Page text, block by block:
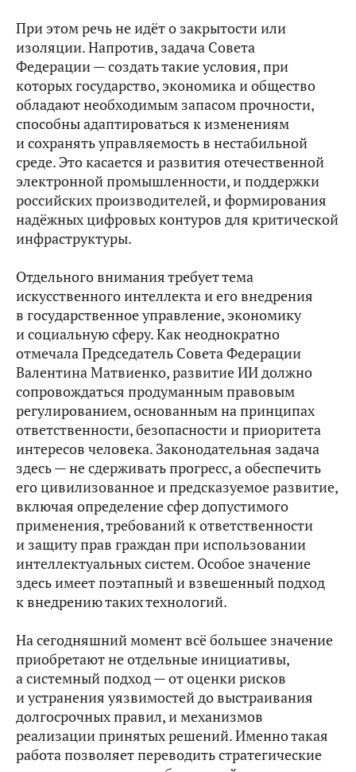
При этом речь не идёт о закрытости или
изоляции. Напротив, задача Совета
Федерации — создать такие условия, при
которых государство, экономика и общество
обладают необходимым запасом прочности,
способны адаптироваться к изменениям
и сохранять управляемость в нестабильной
среде. Это касается и развития отечественной
электронной промышленности, и поддержки
российских производителей, и формирования
надёжных цифровых контуров для критической
инфраструктуры.
Отдельного внимания требует тема
искусственного интеллекта и его внедрения
в государственное управление, экономику
и социальную сферу. Как неоднократно
отмечала Председатель Совета Федерации
Валентина Матвиенко, развитие ИИ должно
сопровождаться продуманным правовым
регулированием, основанным на принципах
ответственности, безопасности и приоритета
интересов человека. Законодательная задача
здесь — не сдерживать прогресс, а обеспечить
его цивилизованное и предсказуемое развитие,
включая определение сфер допустимого
применения, требований к ответственности
и защиту прав граждан при использовании
интеллектуальных систем. Особое значение
здесь имеет поэтапный и взвешенный подход
к внедрению таких технологий.
На сегодняшний момент всё большее значение
приобретают не отдельные инициативы,
а системный подход — от оценки рисков
и устранения уязвимостей до выстраивания
долгосрочных правил, и механизмов
реализации принятых решений. Именно такая
работа позволяет переводить стратегические